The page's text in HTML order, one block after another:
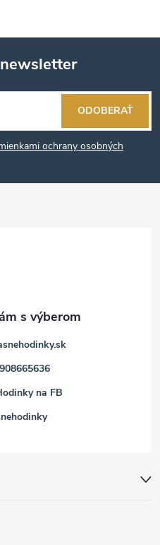
ochrany osobných
ODOBERAŤ
na FB